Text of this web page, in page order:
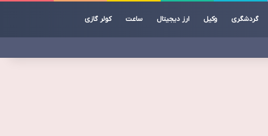
گردشگری وکیل ارز دیجیتال ساعت کولر گازی